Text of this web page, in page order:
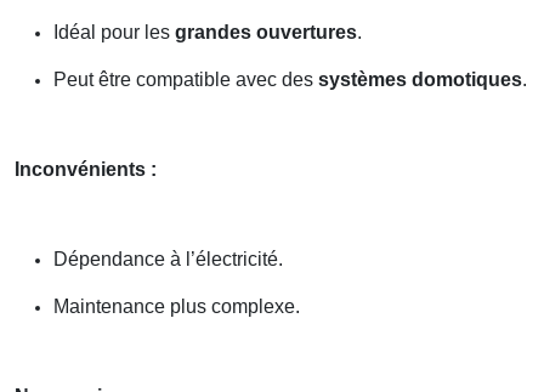
Idéal pour les grandes ouvertures.
Peut être compatible avec des systèmes domotiques.
Inconvénients :
Dépendance à l’électricité.
Maintenance plus complexe.